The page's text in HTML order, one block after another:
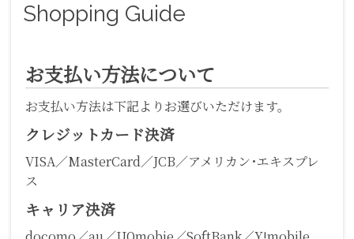
Shopping Guide
お支払い方法について
お支払い方法は下記よりお選びいただけます。
クレジットカード決済
VISA／MasterCard／JCB／アメリカン･エキスプレ
ス
キャリア決済